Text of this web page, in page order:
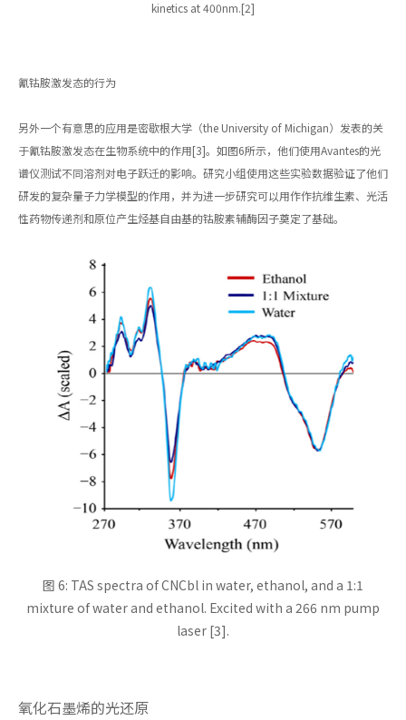
kinetics at 400nm.[2]
氰钴胺激发态的行为
另外一个有意思的应用是密歇根大学（the University of Michigan）发表的关
于氰钴胺激发态在生物系统中的作用[3]。如图6所示，他们使用Avantes的光
谱仪测试不同溶剂对电子跃迁的影响。研究小组使用这些实验数据验证了他们
研发的复杂量子力学模型的作用，并为进一步研究可以用作作抗维生素、光活
性药物传递剂和原位产生烃基自由基的钴胺素辅酶因子奠定了基础。
图 6: TAS spectra of CNCbl in water, ethanol, and a 1:1
mixture of water and ethanol. Excited with a 266 nm pump
laser [3].
氧化石墨烯的光还原